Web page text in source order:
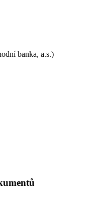
banka, a.s.)